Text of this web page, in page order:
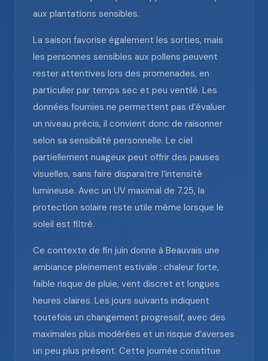
aux plantations sensibles.
La saison favorise également les sorties, mais
les personnes sensibles aux pollens peuvent
rester attentives lors des promenades, en
particulier par temps sec et peu ventilé. Les
données fournies ne permettent pas d’évaluer
un niveau précis, il convient donc de raisonner
selon sa sensibilité personnelle. Le ciel
partiellement nuageux peut offrir des pauses
visuelles, sans faire disparaître l’intensité
lumineuse. Avec un UV maximal de 7.25, la
protection solaire reste utile même lorsque le
soleil est filtré.
Ce contexte de fin juin donne à Beauvais une
ambiance pleinement estivale : chaleur forte,
faible risque de pluie, vent discret et longues
heures claires. Les jours suivants indiquent
toutefois un changement progressif, avec des
maximales plus modérées et un risque d’averses
un peu plus présent. Cette journée constitue